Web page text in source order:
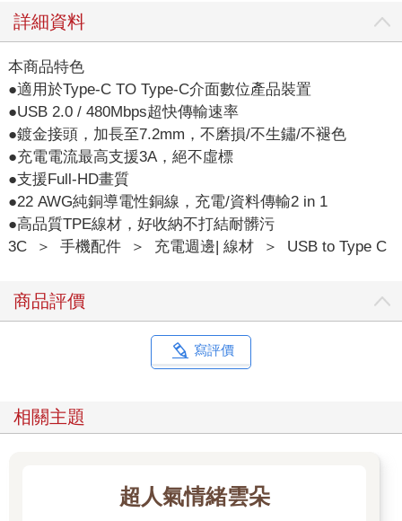
詳細資料
本商品特色
●適用於Type-C TO Type-C介面數位產品裝置
●USB 2.0 / 480Mbps超快傳輸速率
●鍍金接頭，加長至7.2mm，不磨損/不生鏽/不褪色
●充電電流最高支援3A，絕不虛標
●支援Full-HD畫質
●22 AWG純銅導電性銅線，充電/資料傳輸2 in 1
●高品質TPE線材，好收納不打結耐髒污
3C
＞ 手機配件 ＞ 充電週邊| 線材 ＞ USB to Type C
商品評價
寫評價
相關主題
超人氣情緒雲朵